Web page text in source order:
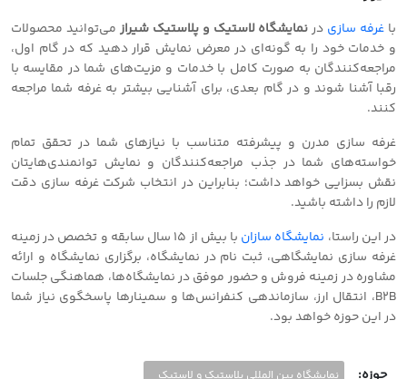
با غرفه سازی درنمایشگاه لاستیک و پلاستیک شیراز می‌توانید محصولات
و خدمات خود را به گونه‌ای در معرض نمایش قرار دهید که در گام اول،
مراجعه‌کنندگان به صورت کامل با خدمات و مزیت‌های شما در مقایسه با
رقبا آشنا شوند و در گام بعدی، برای آشنایی بیشتر به غرفه شما مراجعه
کنند.
غرفه سازی مدرن و پیشرفته متناسب با نیازهای شما در تحقق تمام
خواسته‌های شما در جذب مراجعه‌کنندگان و نمایش توانمندی‌هایتان
نقش بسزایی خواهد داشت؛ بنابراین در انتخاب شرکت غرفه سازی دقت
لازم را داشته باشید.
در این راستا، نمایشگاه سازان
با بیش از 15 سال سابقه و تخصص در زمینه
غرفه سازی نمایشگاهی، ثبت نام در نمایشگاه، برگزاری نمایشگاه و ارائه
مشاوره در زمینه فروش و حضور موفق در نمایشگاه‌ها، هماهنگی جلسات
B2B، انتقال ارز، سازماندهی کنفرانس‌ها و سمینارها پاسخگوی نیاز شما
در این حوزه خواهد بود.